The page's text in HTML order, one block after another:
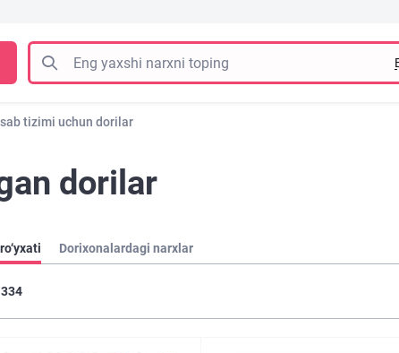
tizimi uchun dorilar
dorilar
Dorixonalardagi narxlar
334